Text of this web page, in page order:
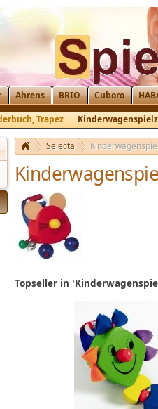
Ahrens BRIO Cuboro
Trapez
Selecta
Topseller in